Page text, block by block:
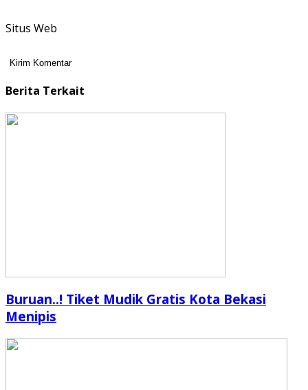
Situs Web
Berita Terkait
Buruan..! Tiket Mudik Gratis Kota Bekasi
Menipis